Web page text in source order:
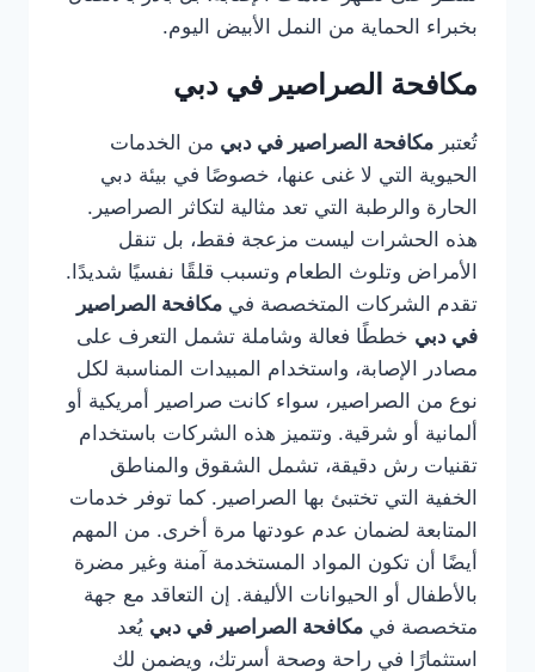
بخبراء الحماية من النمل الأبيض اليوم.
مكافحة الصراصير في دبي
تُعتبر مكافحة الصراصير في دبي من الخدمات
الحيوية التي لا غنى عنها، خصوصًا في بيئة دبي
الحارة والرطبة التي تعد مثالية لتكاثر الصراصير.
هذه الحشرات ليست مزعجة فقط، بل تنقل
الأمراض وتلوث الطعام وتسبب قلقًا نفسيًا شديدًا.
تقدم الشركات المتخصصة في مكافحة الصراصير
في دبي خططًا فعالة وشاملة تشمل التعرف على
مصادر الإصابة، واستخدام المبيدات المناسبة لكل
نوع من الصراصير، سواء كانت صراصير أمريكية أو
ألمانية أو شرقية. وتتميز هذه الشركات باستخدام
تقنيات رش دقيقة، تشمل الشقوق والمناطق
الخفية التي تختبئ بها الصراصير. كما توفر خدمات
المتابعة لضمان عدم عودتها مرة أخرى. من المهم
أيضًا أن تكون المواد المستخدمة آمنة وغير مضرة
بالأطفال أو الحيوانات الأليفة. إن التعاقد مع جهة
متخصصة في مكافحة الصراصير في دبي يُعد
استثمارًا في راحة وصحة أسرتك، ويضمن لك